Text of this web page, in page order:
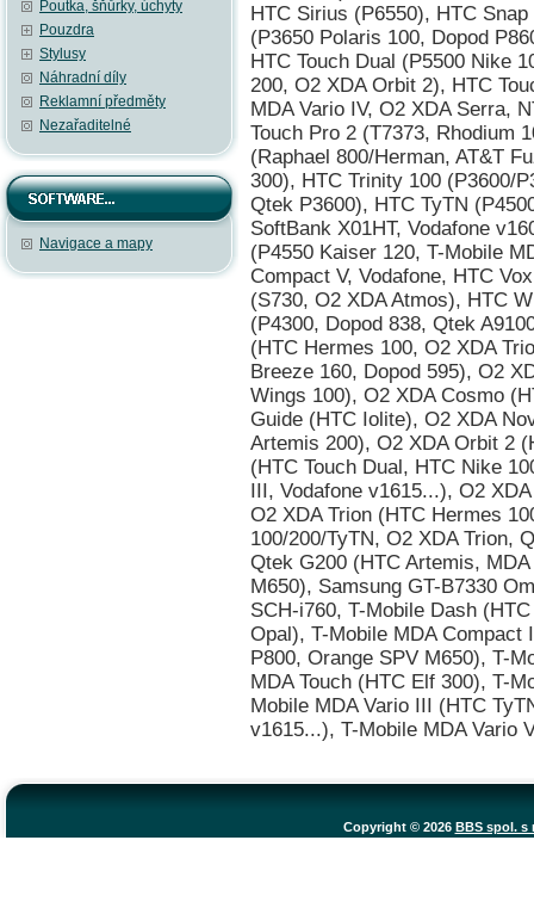
Poutka, šňůrky, úchyty
Pouzdra
Stylusy
Náhradní díly
Reklamní předměty
Nezařaditelné
Navigace a mapy
HTC Sirius (P6550), HTC
(P3650 Polaris 100, Dopod
HTC Touch Dual (P5500 Nike
200, O2 XDA Orbit 2), HTC
MDA Vario IV, O2 XDA Serra,
Touch Pro 2 (T7373, Rhodium
(Raphael 800/Herman, AT&T
300), HTC Trinity 100 (P3600/
Qtek P3600), HTC TyTN
SoftBank X01HT, Vodafone
(P4550 Kaiser 120, T-Mobile
Compact V, Vodafone, HTC
(S730, O2 XDA Atmos), HTC
(P4300, Dopod 838, Qtek
(HTC Hermes 100, O2 XDA
Breeze 160, Dopod 595), O2
Wings 100), O2 XDA Cosmo
Guide (HTC Iolite), O2 XDA
Artemis 200), O2 XDA Orbit 2
(HTC Touch Dual, HTC Nike
III, Vodafone v1615...), O2
O2 XDA Trion (HTC Hermes
100/200/TyTN, O2 XDA Trion,
Qtek G200 (HTC Artemis,
M650), Samsung GT-B7330
SCH-i760, T-Mobile Dash
Opal), T-Mobile MDA Compact
P800, Orange SPV M650), T-
MDA Touch (HTC Elf 300), T-
Mobile MDA Vario III (HTC
v1615...), T-Mobile MDA Vario
Copyright © 2026 BBS spol. s